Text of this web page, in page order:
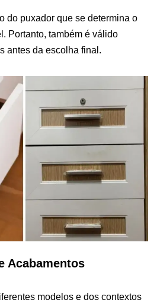
do puxador que se determina o
Portanto, também é válido
antes da escolha final.
Acabamentos
modelos e dos contextos